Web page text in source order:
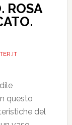
ROSA
questo
del